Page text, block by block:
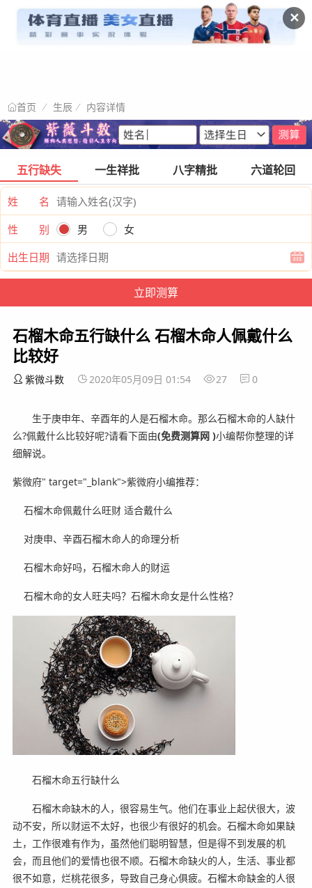
✕
首页 生辰 内容详情
五行缺失 一生祥批 八字精批 六道轮回
姓 名
性 别
男
女
出生日期
石榴木命五行缺什么 石榴木命人佩戴什么
比较好
紫微斗数 2020年05月09日 01:54 27 0
生于庚申年、辛酉年的人是石榴木命。那么石榴木命的人缺什
么?佩戴什么比较好呢?请看下面由(免费测算网 )小编帮你整理的详
细解说。
紫微府" target="_blank">紫微府小编推荐：
石榴木命佩戴什么旺财 适合戴什么
对庚申、辛酉石榴木命人的命理分析
石榴木命好吗，石榴木命人的财运
石榴木命的女人旺夫吗？石榴木命女是什么性格？
石榴木命五行缺什么
石榴木命缺木的人，很容易生气。他们在事业上起伏很大，波
动不安，所以财运不太好，也很少有很好的机会。石榴木命如果缺
土，工作很难有作为，虽然他们聪明智慧，但是得不到发展的机
会，而且他们的爱情也很不顺。石榴木命缺火的人，生活、事业都
很不如意，烂桃花很多，导致自己身心俱疲。石榴木命缺金的人很